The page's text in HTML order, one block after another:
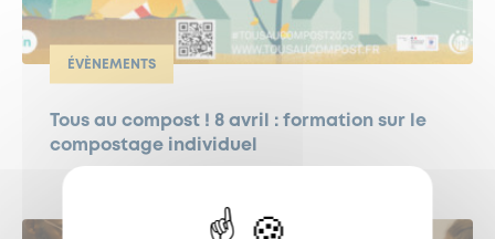
ÉVÈNEMENTS
Tous au compost ! 8 avril : formation sur le
compostage individuel